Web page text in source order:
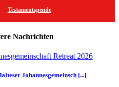
Testamentspende
Nachrichten
Johannesgemeinsch [...]